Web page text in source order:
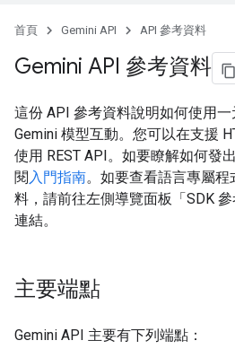
首頁 Gemini API API 參考資料
Gemini API 參考資料
這份 API 參考資料說明如何使用
Gemini 模型互動。您可以在支援
使用 REST API。如要瞭解如何發
閱入門指南。如要查看語言專屬程
料，請前往左側導覽面板「SDK 參
連結。
主要端點
Gemini API 主要有下列端點：